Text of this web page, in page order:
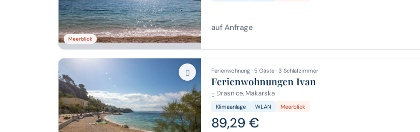
Meerblick
auf Anfrage
Ferienwohnung · 5 Gäste · 3 Schlafzimmer
Ferienwohnungen Ivan
Drasnice, Makarska
Klimaanlage WLAN Meerblick
89,29 €